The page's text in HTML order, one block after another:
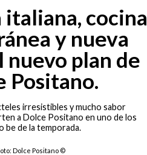
cocina
y nueva
nuevo plan de
Positano.
irresistibles y mucho sabor
a Dolce Positano en uno de los
be de la temporada.
Dolce Positano ©